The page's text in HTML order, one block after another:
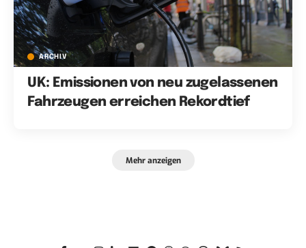
ARCHIV
UK: Emissionen von neu zugelassenen
Fahrzeugen erreichen Rekordtief
Mehr anzeigen